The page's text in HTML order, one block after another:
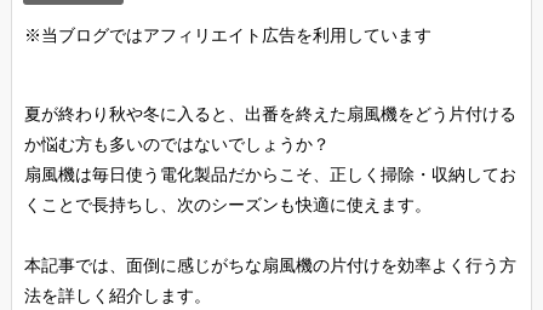
※当ブログではアフィリエイト広告を利用しています
夏が終わり秋や冬に入ると、出番を終えた扇風機をどう片付ける
か悩む方も多いのではないでしょうか？
扇風機は毎日使う電化製品だからこそ、正しく掃除・収納してお
くことで長持ちし、次のシーズンも快適に使えます。
本記事では、面倒に感じがちな扇風機の片付けを効率よく行う方
法を詳しく紹介します。